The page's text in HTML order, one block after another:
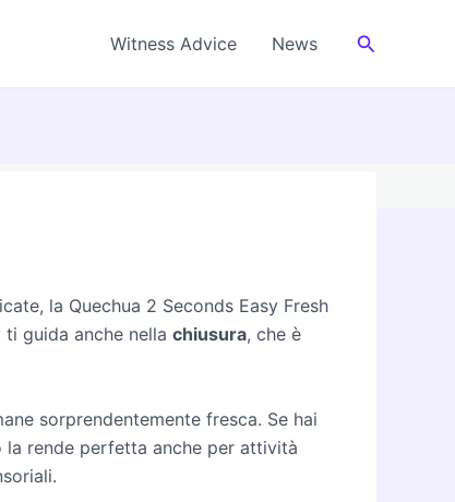
Witness Advice News Cerca
la Quechua 2 Seconds Easy Fresh
ti guida anche nella chiusura, che è
sorprendentemente fresca. Se hai
la rende perfetta anche per attività